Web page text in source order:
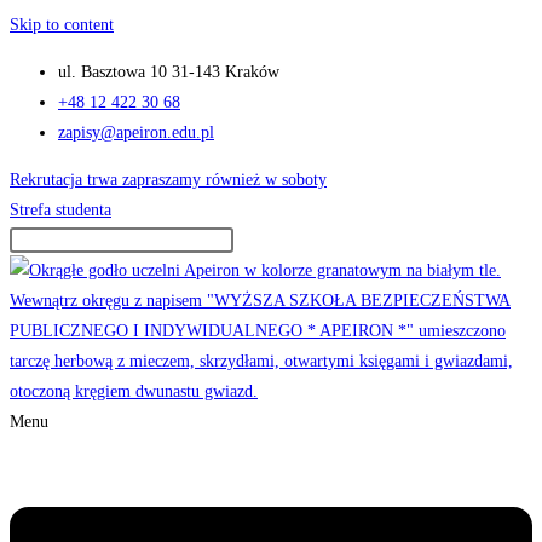
Skip to content
ul. Basztowa 10 31-143 Kraków
+48 12 422 30 68
zapisy@apeiron.edu.pl
Rekrutacja trwa zapraszamy również w soboty
Strefa studenta
Menu